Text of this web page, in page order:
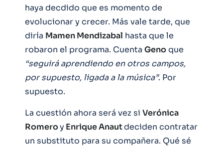
haya decdido que es momento de
evolucionar y crecer. Más vale tarde, que
diría Mamen Mendizabal hasta que le
robaron el programa. Cuenta Genoque
“seguirá aprendiendo en otros campos,
por supuesto, ligada a la música”. Por
supuesto.
La cuestión ahora será vez si Verónica
Romeroy Enrique Anautdeciden contratar
un substituto para su compañera. Qué sé